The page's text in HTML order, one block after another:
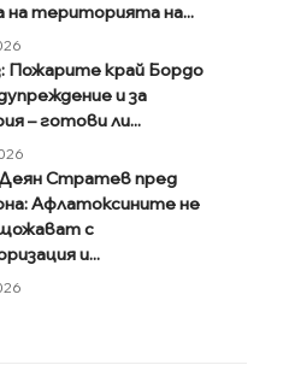
на територията на...
Пожарите край Бордо
и за
– готови ли...
Стратев пред
Афлатоксините не
с
и...